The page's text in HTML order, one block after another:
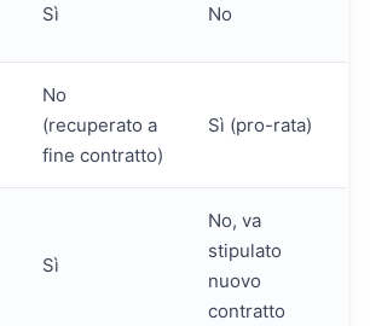
Sì No
No
(recuperato a
fine contratto)
Sì (pro-rata)
Sì
No, va
stipulato
nuovo
contratto